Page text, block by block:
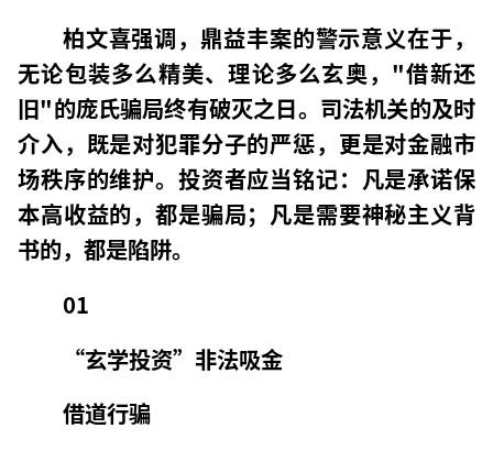
柏文喜强调，鼎益丰案的警示意义在于，
无论包装多么精美、理论多么玄奥，"借新还
旧"的庞氏骗局终有破灭之日。司法机关的及时
介入，既是对犯罪分子的严惩，更是对金融市
场秩序的维护。投资者应当铭记：凡是承诺保
本高收益的，都是骗局；凡是需要神秘主义背
书的，都是陷阱。
01
“玄学投资”非法吸金
借道行骗